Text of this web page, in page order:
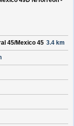
45/Mexico 45 3.4 km